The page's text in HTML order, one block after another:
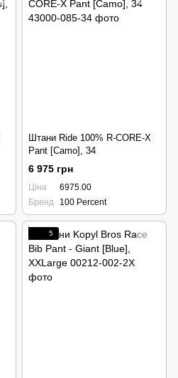
Штани Ride 100% R-CORE-X
Pant [Camo], 34
6 975 грн
Ціна
6975.00
Бренд
100 Percent
5